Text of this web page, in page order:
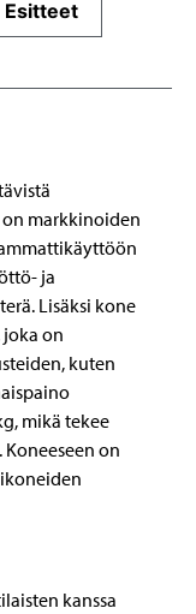
Esitteet
on markkinoiden
ja
Lisäksi kone
on
kuten
mikä tekee
on
kanssa